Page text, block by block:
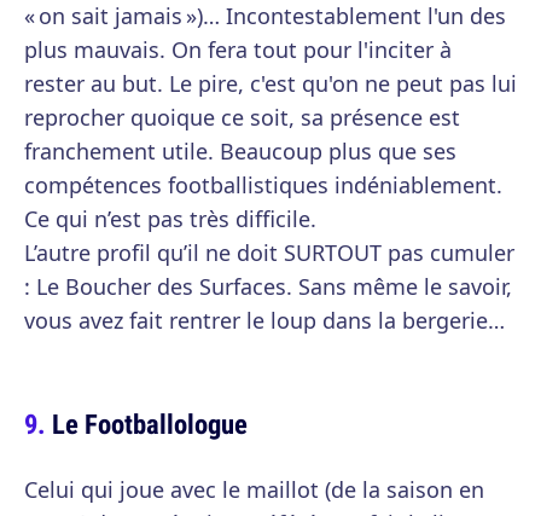
« on sait jamais »)… Incontestablement l'un des
plus mauvais. On fera tout pour l'inciter à
rester au but. Le pire, c'est qu'on ne peut pas lui
reprocher quoique ce soit, sa présence est
franchement utile. Beaucoup plus que ses
compétences footballistiques indéniablement.
Ce qui n’est pas très difficile.
L’autre profil qu’il ne doit SURTOUT pas cumuler
: Le Boucher des Surfaces. Sans même le savoir,
vous avez fait rentrer le loup dans la bergerie…
Le Footballologue
Celui qui joue avec le maillot (de la saison en